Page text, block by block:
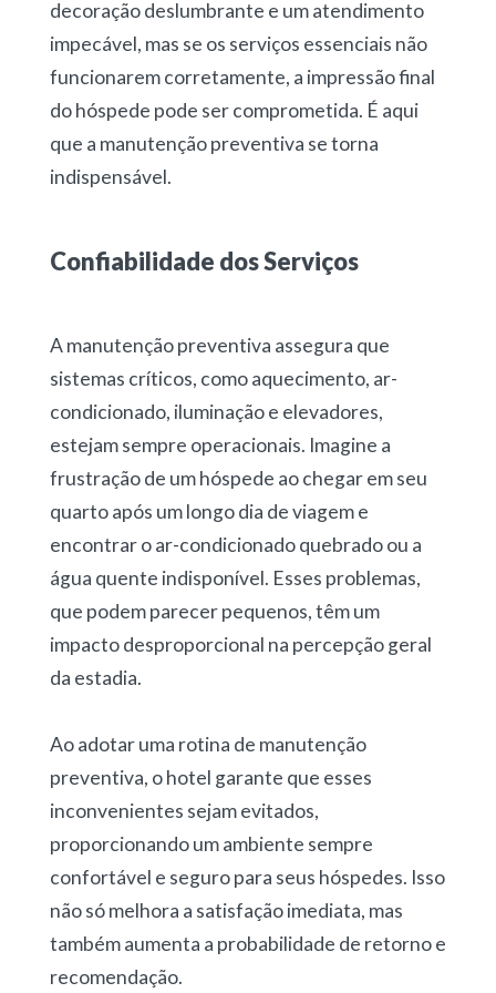
decoração deslumbrante e um atendimento
impecável, mas se os serviços essenciais não
funcionarem corretamente, a impressão final
do hóspede pode ser comprometida. É aqui
que a manutenção preventiva se torna
indispensável.
Confiabilidade dos Serviços
A manutenção preventiva assegura que
sistemas críticos, como aquecimento, ar-
condicionado, iluminação e elevadores,
estejam sempre operacionais. Imagine a
frustração de um hóspede ao chegar em seu
quarto após um longo dia de viagem e
encontrar o ar-condicionado quebrado ou a
água quente indisponível. Esses problemas,
que podem parecer pequenos, têm um
impacto desproporcional na percepção geral
da estadia.
Ao adotar uma rotina de manutenção
preventiva, o hotel garante que esses
inconvenientes sejam evitados,
proporcionando um ambiente sempre
confortável e seguro para seus hóspedes. Isso
não só melhora a satisfação imediata, mas
também aumenta a probabilidade de retorno e
recomendação.